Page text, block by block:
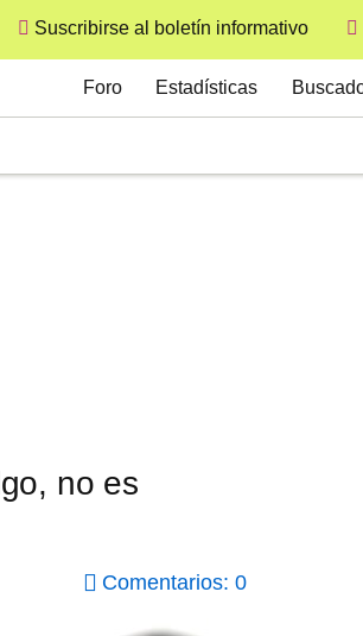
Suscribirse al boletín informativo
Foro Estadísticas
no es
Comentarios: 0